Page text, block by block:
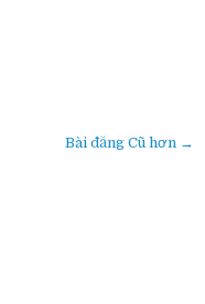
Bài đăng Cũ hơn →